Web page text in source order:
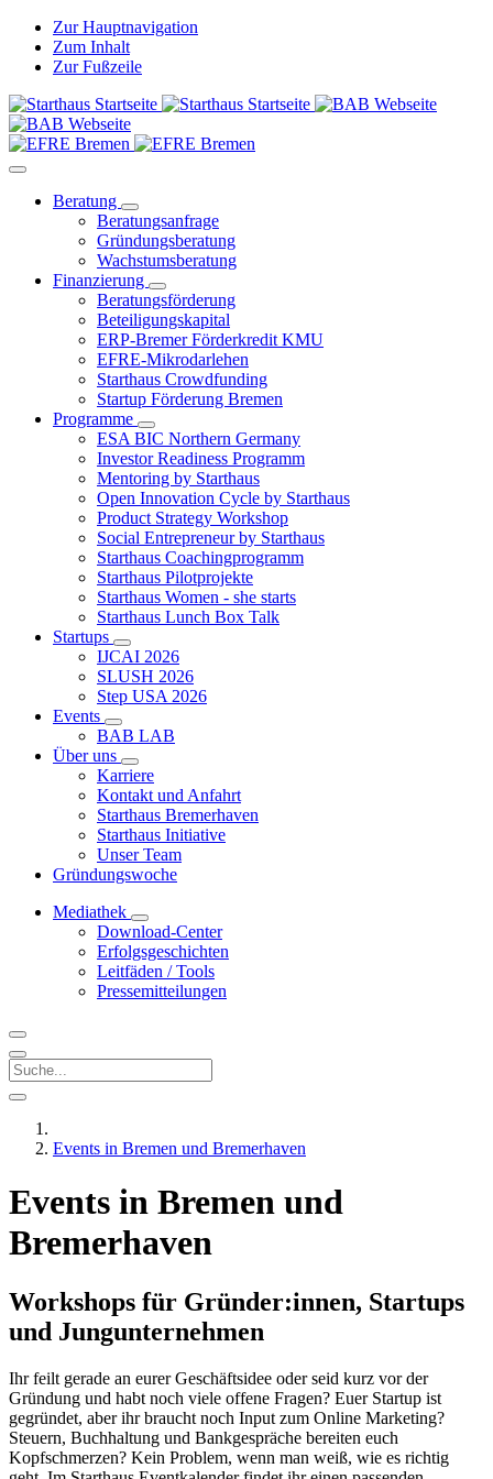
Zur Hauptnavigation
Zum Inhalt
Zur Fußzeile
Beratung
Beratungsanfrage
Gründungsberatung
Wachstumsberatung
Finanzierung
Beratungsförderung
Beteiligungskapital
ERP-Bremer Förderkredit KMU
EFRE-Mikrodarlehen
Starthaus Crowdfunding
Startup Förderung Bremen
Programme
ESA BIC Northern Germany
Investor Readiness Programm
Mentoring by Starthaus
Open Innovation Cycle by Starthaus
Product Strategy Workshop
Social Entrepreneur by Starthaus
Starthaus Coachingprogramm
Starthaus Pilotprojekte
Starthaus Women - she starts
Starthaus Lunch Box Talk
Startups
IJCAI 2026
SLUSH 2026
Step USA 2026
Events
BAB LAB
Über uns
Karriere
Kontakt und Anfahrt
Starthaus Bremerhaven
Starthaus Initiative
Unser Team
Gründungswoche
Mediathek
Download-Center
Erfolgsgeschichten
Leitfäden / Tools
Pressemitteilungen
Events in Bremen und Bremerhaven
Events in Bremen und
Bremerhaven
Workshops für Gründer:innen, Startups
und Jungunternehmen
Ihr feilt gerade an eurer Geschäftsidee oder seid kurz vor der
Gründung und habt noch viele offene Fragen? Euer Startup ist
gegründet, aber ihr braucht noch Input zum Online Marketing?
Steuern, Buchhaltung und Bankgespräche bereiten euch
Kopfschmerzen? Kein Problem, wenn man weiß, wie es richtig